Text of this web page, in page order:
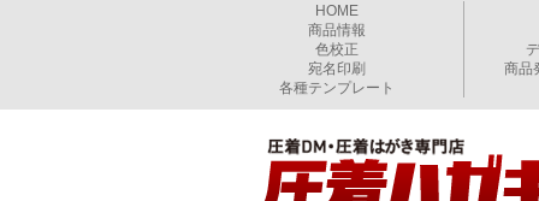
HOME
商品情報
色校正
宛名印刷
各種テンプレート
商品